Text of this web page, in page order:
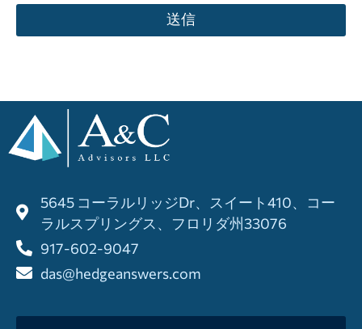
送信
5645 コーラルリッジDr、スイート410、コー
ラルスプリングス、フロリダ州33076
917-602-9047
das@hedgeanswers.com